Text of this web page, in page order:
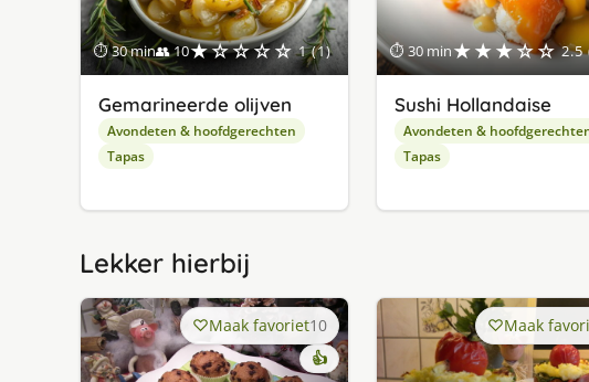
⏱ 30 min👥 10★☆☆☆☆ 1 (1)
Gemarineerde olijven
Avondeten & hoofdgerechten
Tapas
⏱ 30 min★★★☆☆ 2.5
Sushi Hollandaise
Avondeten &
Tapas
Lekker hierbij
Maak favoriet10
👍
Maak